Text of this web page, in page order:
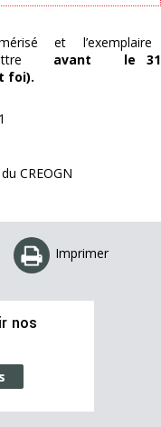
et l’exemplaire
avant le 31
foi).
CREOGN
Imprimer
nos